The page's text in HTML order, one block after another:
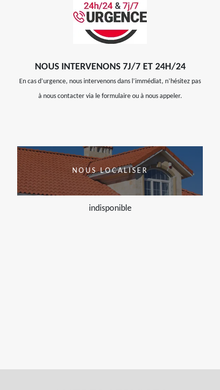
NOUS INTERVENONS 7J/7 ET 24H/24
En cas d’urgence, nous intervenons dans l’immédiat, n’hésitez pas
à nous contacter via le formulaire ou à nous appeler.
NOUS LOCALISER
indisponible